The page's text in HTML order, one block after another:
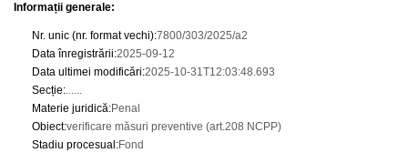
Informații generale:
Nr. unic (nr. format vechi):7800/303/2025/a2
Data înregistrării:2025-09-12
Data ultimei modificări:2025-10-31T12:03:48.693
Secție:......
Materie juridică:Penal
Obiect:verificare măsuri preventive (art.208 NCPP)
Stadiu procesual :Fond